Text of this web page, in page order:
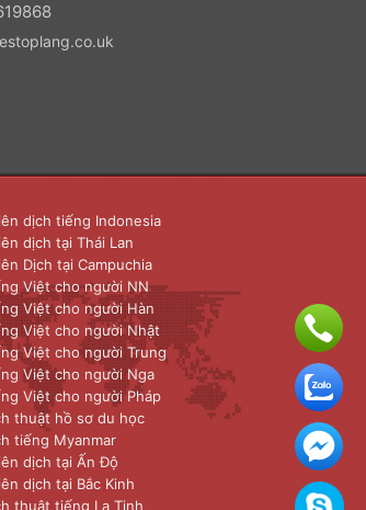
dịch tiếng Indonesia
dịch tại Thái Lan
Dịch tại Campuchia
Việt cho người NN
Việt cho người Hàn
Việt cho người Nhật
Việt cho người Trung
Việt cho người Nga
Việt cho người Pháp
thuật hồ sơ du học
tiếng Myanmar
dịch tại Ấn Độ
dịch tại Bắc Kinh
thuật tiếng La Tinh